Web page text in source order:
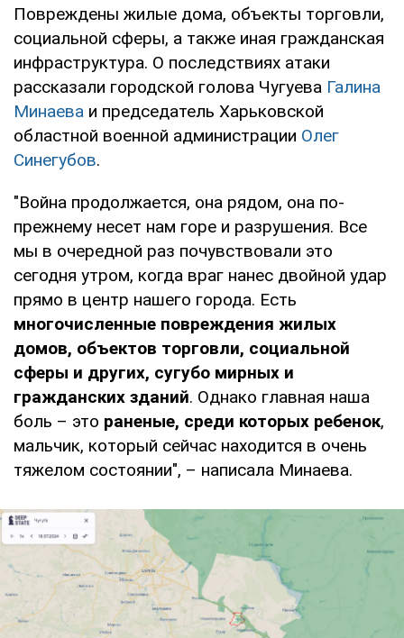
Повреждены жилые дома, объекты торговли,
социальной сферы, а также иная гражданская
инфраструктура. О последствиях атаки
рассказали городской голова Чугуева Галина
Минаева и председатель Харьковской
областной военной администрации Олег
Синегубов.
"Война продолжается, она рядом, она по-
прежнему несет нам горе и разрушения. Все
мы в очередной раз почувствовали это
сегодня утром, когда враг нанес двойной удар
прямо в центр нашего города. Есть
многочисленные повреждения жилых
домов, объектов торговли, социальной
сферы и других, сугубо мирных и
гражданских зданий. Однако главная наша
боль – это раненые, среди которых ребенок,
мальчик, который сейчас находится в очень
тяжелом состоянии", – написала Минаева.